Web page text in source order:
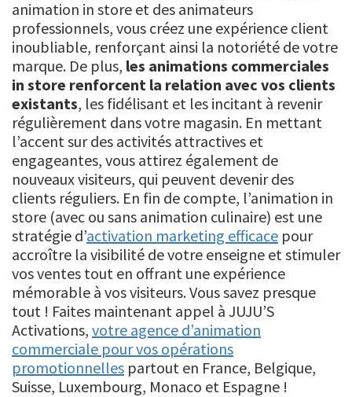
animation in store et des animateurs
professionnels, vous créez une expérience client
inoubliable, renforçant ainsi la notoriété de votre
marque. De plus, les animations commerciales
in store renforcent la relation avec vos clients
existants, les fidélisant et les incitant à revenir
régulièrement dans votre magasin. En mettant
l’accent sur des activités attractives et
engageantes, vous attirez également de
nouveaux visiteurs, qui peuvent devenir des
clients réguliers. En fin de compte, l’animation in
store (avec ou sans animation culinaire) est une
stratégie d’activation marketing efficace pour
accroître la visibilité de votre enseigne et stimuler
vos ventes tout en offrant une expérience
mémorable à vos visiteurs. Vous savez presque
tout ! Faites maintenant appel à JUJU’S
Activations, votre agence d’animation
commerciale pour vos opérations
promotionnelles partout en France, Belgique,
Suisse, Luxembourg, Monaco et Espagne !